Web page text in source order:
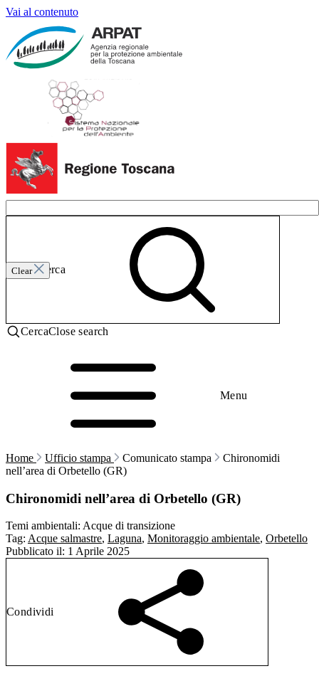
Vai al contenuto
Clear
Invia ricerca
CercaClose search
Menu
Home Ufficio stampa Comunicato stampa
Chironomidi
nell’area di Orbetello (GR)
Chironomidi nell’area di Orbetello (GR)
Temi ambientali: Acque di transizione
Tag: Acque salmastre, Laguna, Monitoraggio ambientale, Orbetello
Pubblicato il: 1 Aprile 2025
Condividi